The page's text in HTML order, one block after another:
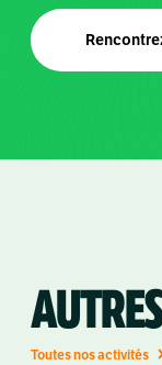
Toutes nos activités